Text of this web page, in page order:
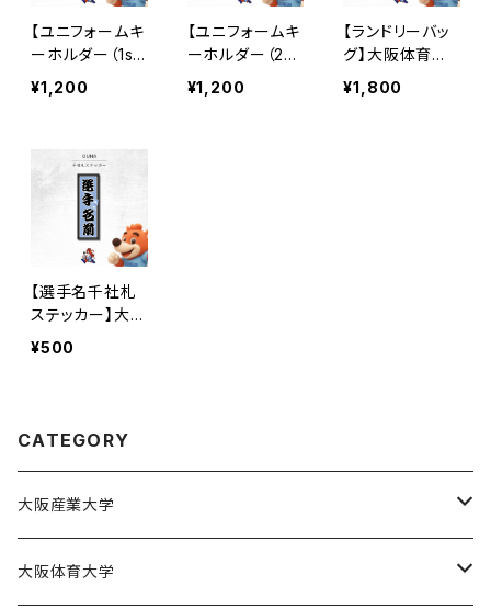
【ユニフォームキ
ーホルダー（1s
t）】大阪体育大
学女子バスケ部
¥1,200
【ユニフォームキ
ーホルダー（2n
d）】大阪体育大
学女子バスケ部
¥1,200
【ランドリーバッ
グ】大阪体育大
学女子バスケ部
¥1,800
【選手名千社札
ステッカー】大阪
体育大学女子バ
¥500
CATEGORY
大阪産業大学
大阪産業大学バスケットボール部
大阪体育大学